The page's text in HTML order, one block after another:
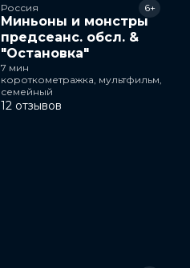
Россия
Миньоны и монстры
предсеанс. обсл. &
"Остановка"
6+
7 мин
короткометражка, мультфильм,
семейный
12 отзывов